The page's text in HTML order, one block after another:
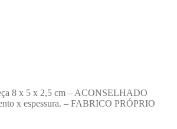
8 x 5 x 2,5 cm – ACONSELHADO
x espessura. – FABRICO PRÓPRIO